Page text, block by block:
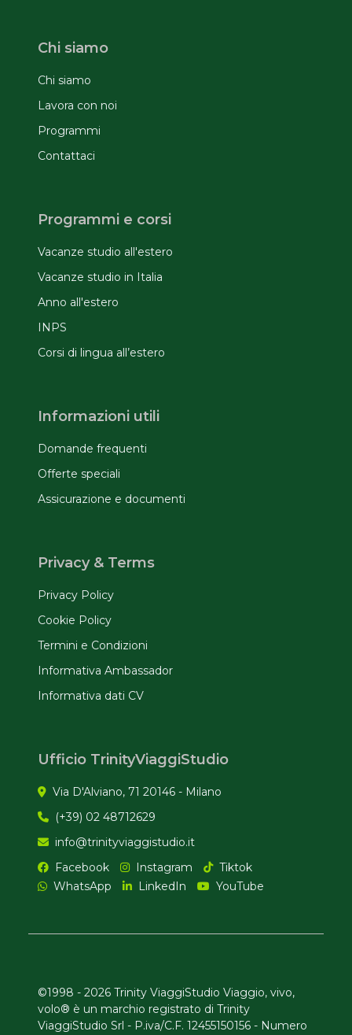
Chi siamo
Chi siamo
Lavora con noi
Programmi
Contattaci
Programmi e corsi
Vacanze studio all'estero
Vacanze studio in Italia
Anno all'estero
INPS
Corsi di lingua all’estero
Informazioni utili
Domande frequenti
Offerte speciali
Assicurazione e documenti
Privacy & Terms
Privacy Policy
Cookie Policy
Termini e Condizioni
Informativa Ambassador
Informativa dati CV
Ufficio TrinityViaggiStudio
Via D'Alviano, 71 20146 - Milano
(+39) 02 48712629
info@trinityviaggistudio.it
Facebook
Instagram
Tiktok
WhatsApp
LinkedIn YouTube
©1998 - 2026 Trinity ViaggiStudio Viaggio, vivo,
volo® è un marchio registrato di Trinity
ViaggiStudio Srl - P.iva/C.F. 12455150156 - Numero